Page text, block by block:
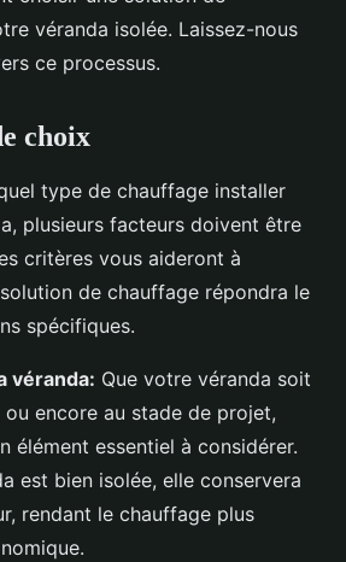
véranda isolée. Laissez-nous
ce processus.
choix
type de chauffage installer
plusieurs facteurs doivent être
critères vous aideront à
de chauffage répondra le
spécifiques.
véranda: Que votre véranda soit
encore au stade de projet,
élément essentiel à considérer.
est bien isolée, elle conservera
rendant le chauffage plus